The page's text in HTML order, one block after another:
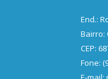
End.:
Bairro:
CEP:
Fone: